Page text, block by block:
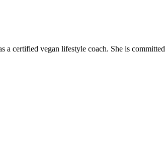
a certified vegan lifestyle coach. She is committed